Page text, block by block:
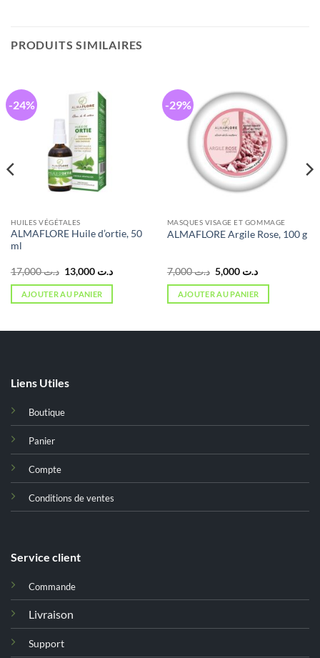
PRODUITS SIMILAIRES
-24%
HUILES VÉGÉTALES
ALMAFLORE Huile d’ortie, 50
ml
د.ت17,000
Le
prix
initial
était :
د.ت 13,000
Le
AJOUTER AU PANIER
-29%
MASQUES VISAGE ET GOMMAGE
ALMAFLORE Argile Rose, 100 g
د.ت7,000
Le
prix
initial
était :
د.ت 5,000
Le
actuel
est :
AJOUTER AU PANIER
Liens Utiles
Boutique
Panier
Compte
Conditions de ventes
Service client
Commande
Livraison
Support